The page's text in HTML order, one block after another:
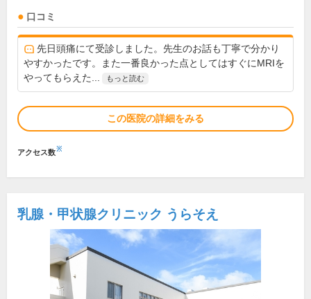
口コミ
先日頭痛にて受診しました。先生のお話も丁寧で分かり
やすかったです。また一番良かった点としてはすぐにMRIを
やってもらえた...
もっと読む
この医院の詳細をみる
アクセス数※
乳腺・甲状腺クリニック うらそえ